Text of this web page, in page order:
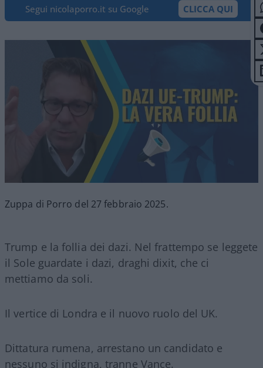
Segui nicolaporro.it su Google CLICCA QUI
Zuppa di Porro del 27 febbraio 2025.
Trump e la follia dei dazi. Nel frattempo se leggete
il Sole guardate i dazi, draghi dixit, che ci
mettiamo da soli.
Il vertice di Londra e il nuovo ruolo del UK.
Dittatura rumena, arrestano un candidato e
nessuno si indigna, tranne Vance.